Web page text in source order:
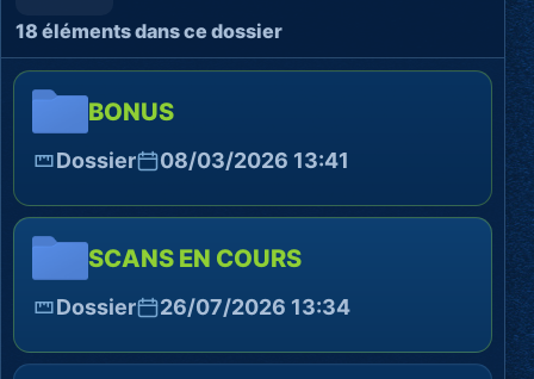
18 éléments dans ce dossier
BONUS
Dossier 08/03/2026 13:41
SCANS EN COURS
Dossier 26/07/2026 13:34